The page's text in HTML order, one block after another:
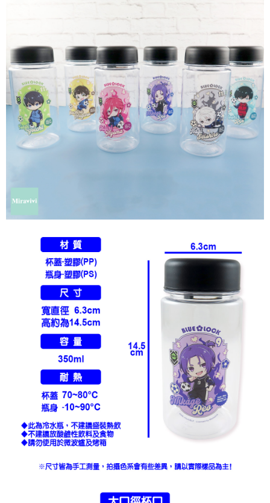
結帳頁面，進行簡訊認證並確認金額後，即可完成結帳。
２．訂單成立數日內，您將收到繳費通知簡訊。
※ 請注意：結帳手續完成當下不需立刻繳費，但若您需要取消訂單，請聯絡
購買商品的店家。未經商家同意取消之訂單仍視為有效，需透過AFTEE先享
後付繳納相關費用。
※ 交易是否成功請以「AFTEE先享後付 」之結帳頁面顯示為準，若有關於
是否繳費成功／繳費後需取消欲退款等相關疑問，請聯繫「AFTEE先享後付
客戶支援中心」
https://netprotections.freshdesk.com/support/home
【注意事項】
１．透過由恩沛科技股份有限公司提供之「AFTEE先享後付」服務完成之交
易，需依本服務之必要範圍內提供個人資料，並將交易相關給付款項請求債
「AFTEE先享後付」，若未經同意申辦者引起之損失，本公司不負相關責
請求用戶進行身份認證。
５．嚴禁一人註冊多個帳號或使用他人資訊註冊。若發現惡意使用之情形，
恩沛科技股份有限公司將有權停止該用戶之使用額度並採取法律行動。
每筆NT$60，滿NT$499(含以上)免運費
7-11付款取貨
每筆NT$60，滿NT$499(含以上)免運費
付款後7-11取貨
每筆NT$60，滿NT$499(含以上)免運費
宅配
每筆NT$120，滿NT$499(含以上)免運費